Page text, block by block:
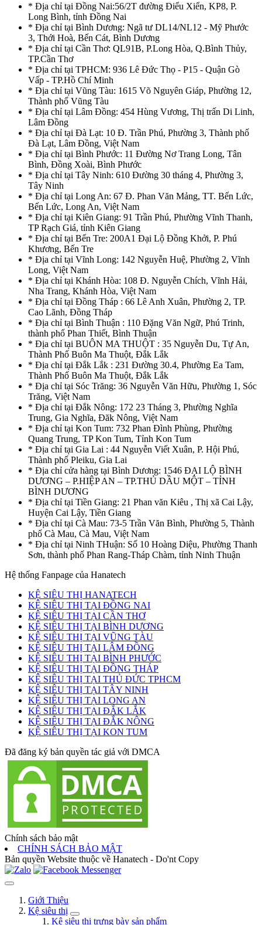
* Địa chỉ tại Đồng Nai:56/2T đường Điểu Xiển, KP8, P.
Long Bình, tỉnh Đồng Nai
* Địa chỉ tại Bình Dương: Ngã tư DL14/NL12 - Mỹ Phước
3, Thới Hoà, Bến Cát, Bình Dương
* Địa chỉ tại Cần Thơ: QL91B, P.Long Hòa, Q.Bình Thủy,
TP.Cần Thơ
* Địa chỉ tại TPHCM: 936 Lê Đức Thọ - P15 - Quận Gò
Vấp - TP.Hồ Chí Minh
* Địa chỉ tại Vũng Tàu: 1615 Võ Nguyên Giáp, Phường 12,
Thành phố Vũng Tàu
* Địa chỉ tại Lâm Đồng: 454 Hùng Vương, Thị trấn Di Linh,
Lâm Đồng
* Địa chỉ tại Đà Lạt: 10 Đ. Trần Phú, Phường 3, Thành phố
Đà Lạt, Lâm Đồng, Việt Nam
* Địa chỉ tại Bình Phước: 11 Đường Nơ Trang Long, Tân
Bình, Đồng Xoài, Bình Phước
* Địa chỉ tại Tây Ninh: 610 Đường 30 tháng 4, Phường 3,
Tây Ninh
* Địa chỉ tại Long An: 67 Đ. Phan Văn Mảng, TT. Bến Lức,
Bến Lức, Long An, Việt Nam
* Địa chỉ tại Kiên Giang: 91 Trần Phú, Phường Vĩnh Thanh,
TP Rạch Giá, tỉnh Kiên Giang
* Địa chỉ tại Bến Tre: 200A1 Đại Lộ Đồng Khởi, P. Phú
Khương, Bến Tre
* Địa chỉ tại Vĩnh Long: 142 Nguyễn Huệ, Phường 2, Vĩnh
Long, Việt Nam
* Địa chỉ tại Khánh Hòa: 108 Đ. Nguyễn Chích, Vĩnh Hải,
Nha Trang, Khánh Hòa, Việt Nam
* Địa chỉ tại Đồng Tháp : 66 Lê Anh Xuân, Phường 2, TP.
Cao Lãnh, Đồng Tháp
* Địa chỉ tại Bình Thuận : 110 Đặng Văn Ngữ, Phú Trinh,
thành phố Phan Thiết, Bình Thuận
* Địa chỉ tại BUÔN MA THUỘT : 35 Nguyễn Du, Tự An,
Thành Phố Buôn Ma Thuột, Đắk Lắk
* Địa chỉ tại Đắk Lắk : 231 Đường 30.4, Phường Ea Tam,
Thành Phố Buôn Ma Thuột, Đắk Lắk
* Địa chỉ tại Sóc Trăng: 36 Nguyễn Văn Hữu, Phường 1, Sóc
Trăng, Việt Nam
* Địa chỉ tại Đắk Nông: 172 23 Tháng 3, Phường Nghĩa
Trung, Gia Nghĩa, Đăk Nông, Việt Nam
* Địa chỉ tại Kon Tum: 732 Phan Đình Phùng, Phường
Quang Trung, TP Kon Tum, Tỉnh Kon Tum
* Địa chỉ tại Gia Lai : 44 Nguyễn Viết Xuân, P. Hội Phú,
Thành phố Pleiku, Gia Lai
* Địa chỉ cửa hàng tại Bình Dương: 1546 ĐẠI LỘ BÌNH
DƯƠNG – P.HIỆP AN – TP.THỦ DẦU MỘT – TỈNH
BÌNH DƯƠNG
* Địa chỉ tại Tiền Giang: 21 Phan văn Kiêu , Thị xã Cai Lậy,
Huyện Cai Lậy, Tiền Giang
* Địa chỉ tại Cà Mau: 73-5 Trần Văn Bình, Phường 5, Thành
phố Cà Mau, Cà Mau, Việt Nam
* Địa chỉ tại Ninh THuận: Số 10 Hoàng Diệu, Phường Thanh
Sơn, thành phố Phan Rang-Tháp Chàm, tỉnh Ninh Thuận
Hệ thống Fanpage của Hanatech
KỆ SIÊU THỊ HANATECH
KỆ SIÊU THỊ TẠI ĐỒNG NAI
KỆ SIÊU THỊ TẠI CẦN THƠ
KỆ SIÊU THỊ TẠI BÌNH DƯƠNG
KỆ SIÊU THỊ TẠI VŨNG TÀU
KỆ SIÊU THỊ TẠI LÂM ĐỒNG
KỆ SIÊU THỊ TẠI BÌNH PHƯỚC
KỆ SIÊU THỊ TẠI ĐỒNG THÁP
KỆ SIÊU THỊ TẠI THỦ ĐỨC TPHCM
KỆ SIÊU THỊ TẠI TÂY NINH
KỆ SIÊU THỊ TẠI LONG AN
KỆ SIÊU THỊ TẠI ĐẮK LẮK
KỆ SIÊU THỊ TẠI ĐẮK NÔNG
KỆ SIÊU THỊ TẠI KON TUM
Đã đăng ký bản quyền tác giả với DMCA
Chính sách bảo mật
CHÍNH SÁCH BẢO MẬT
Bản quyền Website thuộc về Hanatech - Do'nt Copy
Giới Thiệu
Kệ siêu thị
Kệ siêu thị trưng bày sản phẩm